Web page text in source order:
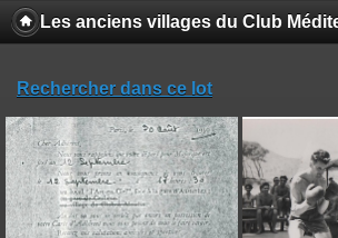
Les anciens villages du Club
Rechercher dans ce lot